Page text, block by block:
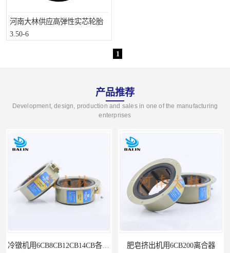
河南大林供应高弹性实芯轮胎
3.50-6
1
产品推荐
Development, design, production and sales in one of the manufacturing
enterprises
冷镦机用6CB8CB12CB14CB各型号离合器制动器 肥皂挤出机用6CB200离合器